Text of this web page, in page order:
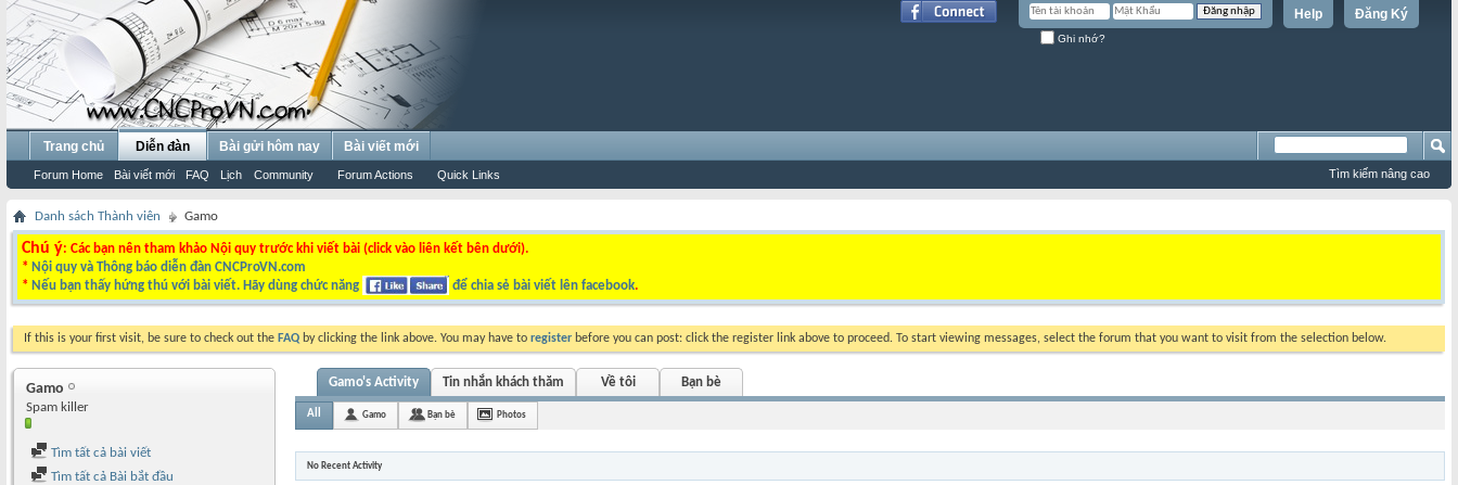
Đăng Ký
Help
Ghi nhớ?
Trang chủ Diễn đàn
Forum Home Bài viết mới FAQ Lịch Community Forum Actions Quick Links
Bài gửi hôm nay Bài viết mới
Tìm kiếm nâng cao
Danh sách Thành viên Gamo
Chú ý: Các bạn nên tham khảo Nội quy trước khi viết bài (click vào liên kết bên dưới).
* Nội quy và Thông báo diễn đàn CNCProVN.com
* Nếu bạn thấy hứng thú với bài viết. Hãy dùng chức năng để chia sẻ bài viết lên facebook.
If this is your first visit, be sure to check out the FAQ by clicking the link above. You may have to register before you can post: click the register link above to proceed. To start viewing messages, select the forum that you want to visit from the selection below.
Gamo
Spam killer
Tìm tất cả bài viết
Tìm tất cả Bài bắt đầu
Gamo's Activity Tin nhắn khách thăm Về tôi Bạn bè
All Gamo Bạn bè Photos
No Recent Activity